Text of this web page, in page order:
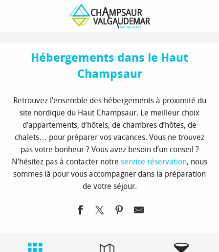
Découvrir
Sites et villages nordiques
Le Haut Champsaur
Hébergements dans le Haut Champsaur
Hébergements dans le Haut
Champsaur
Retrouvez l’ensemble des hébergements à proximité du
site nordique du Haut Champsaur. Le meilleur choix
d’appartements, d’hôtels, de chambres d’hôtes, de
chalets… pour préparer vos vacances. Vous ne trouvez
pas votre bonheur ? Vous avez besoin d’un conseil ?
N’hésitez pas à contacter notre service réservation, nous
sommes là pour vous accompagner dans la préparation
de votre séjour.